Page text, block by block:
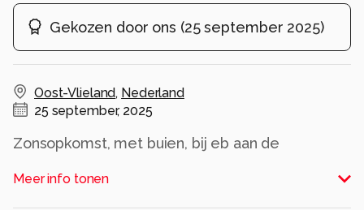
Gekozen door ons (25 september 2025)
Oost-Vlieland, Nederland
25 september, 2025
Zonsopkomst, met buien, bij eb aan de
Meer info tonen